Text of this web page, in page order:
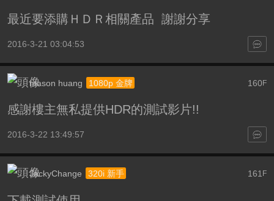
最近要添購ＨＤＲ相關產品 謝謝分享
2016-3-21 03:04:53
160F
mason huang 1080p 金牌
感謝樓主無私提供HDR的測試影片!!
2016-3-22 13:49:57
161 F
JackyChange 320i 新手